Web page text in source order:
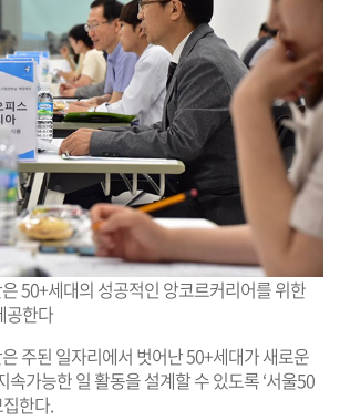
사 경
하
기
하
기
50+세대의 성공적인 앙코르커리어를 위한
공한다
주된 일자리에서 벗어난 50+세대가 새로운
속가능한 일 활동을 설계할 수 있도록 ‘서울50
한다.